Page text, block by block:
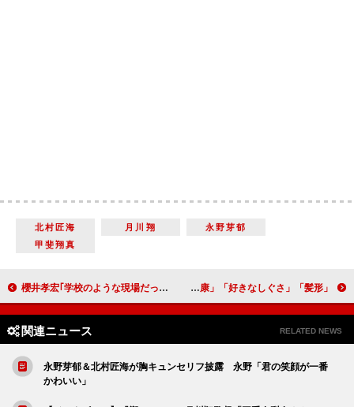
北村匠海 月川翔
永野芽郁
甲斐翔真
櫻井孝宏｢学校のような現場だった｣ 『えいがのおそ松さん』舞台あいさつで裏話を語る キスマイ“少プレ”４代目ＭＣ就任 やってみたい番付は「健康」「好きなしぐさ」「髪形」
関連ニュース RELATED NEWS
永野芽郁＆北村匠海が胸キュンセリフ披露 永野「君の笑顔が一番
かわいい」